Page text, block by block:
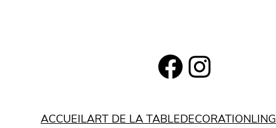
https://www.facebook.com/bohemianlifestyle.be Instagram
ACCUEILART DE LA TABLEDECORATION